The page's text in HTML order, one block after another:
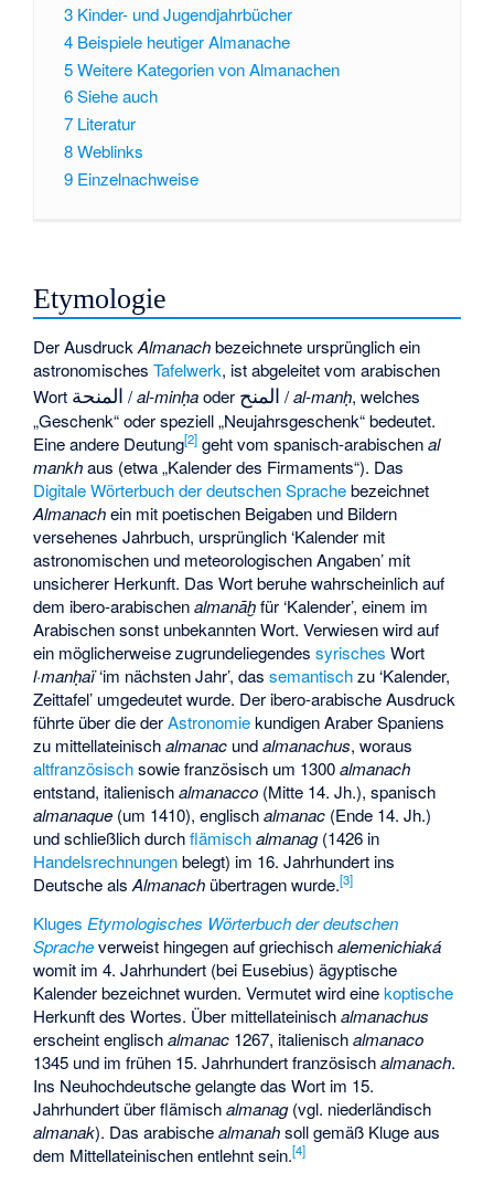
3 Kinder- und Jugendjahrbücher
4 Beispiele heutiger Almanache
5Weitere Kategorien von Almanachen
6Siehe auch
7 Literatur
8Weblinks
9 Einzelnachweise
Etymologie
Der AusdruckAlmanachbezeichnete ursprünglich ein
astronomischesTafelwerk, ist abgeleitet vom arabischen
Wort المنحة /al-minḥaoder المنح /al-manḥ, welches
„Geschenk“ oder speziell „Neujahrsgeschenk“ bedeutet.
Eine andere Deutung[2] geht vom spanisch-arabischenal
mankhaus (etwa „Kalender des Firmaments“). Das
Digitale Wörterbuch der deutschen Sprachebezeichnet
Almanachein mit poetischen Beigaben und Bildern
versehenes Jahrbuch, ursprünglich ‘Kalender mit
astronomischen und meteorologischen Angaben’ mit
unsicherer Herkunft. Das Wort beruhe wahrscheinlich auf
dem ibero-arabischenalmanāḫfür ‘Kalender’, einem im
Arabischen sonst unbekannten Wort. Verwiesen wird auf
ein möglicherweise zugrundeliegendessyrisches Wort
l·manḥaï‘im nächsten Jahr’, dassemantischzu ‘Kalender,
Zeittafel’ umgedeutet wurde. Der ibero-arabische Ausdruck
führte über die derAstronomiekundigen Araber Spaniens
zu mittellateinischalmanac undalmanachus, woraus
altfranzösischsowie französisch um 1300almanach
entstand, italienischalmanacco (Mitte 14. Jh.), spanisch
almanaque (um 1410), englischalmanac (Ende 14. Jh.)
und schließlich durchflämisch almanag(1426 in
Handelsrechnungenbelegt) im 16. Jahrhundert ins
Deutsche alsAlmanach übertragen wurde.[3]
Kluges Etymologisches Wörterbuch der deutschen
Spracheverweist hingegen auf griechischalemenichiaká
womit im 4. Jahrhundert (bei Eusebius) ägyptische
Kalender bezeichnet wurden. Vermutet wird einekoptische
Herkunft des Wortes. Über mittellateinischalmanachus
erscheint englischalmanac 1267, italienischalmanaco
1345 und im frühen 15. Jahrhundert französischalmanach.
Ins Neuhochdeutsche gelangte das Wort im 15.
Jahrhundert über flämischalmanag(vgl. niederländisch
almanak). Das arabischealmanahsoll gemäß Kluge aus
dem Mittellateinischen entlehnt sein.[4]